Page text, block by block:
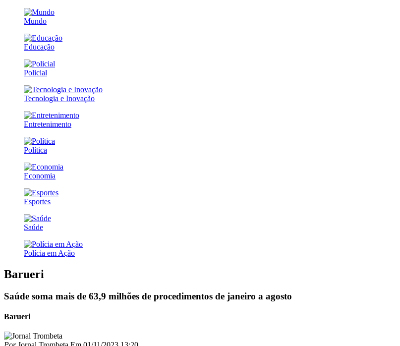
Mundo
Educação
Policial
Tecnologia e Inovação
Entretenimento
Política
Economia
Esportes
Saúde
Polícia em Ação
Barueri
Saúde soma mais de 63,9 milhões de procedimentos de janeiro a agosto
Barueri